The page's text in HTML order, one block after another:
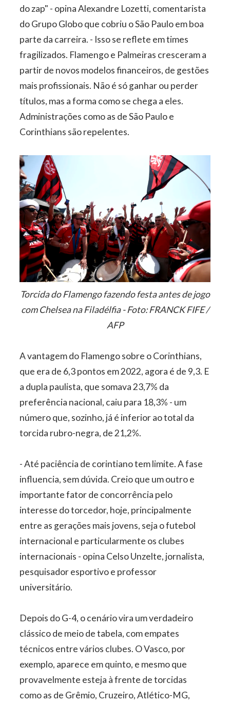
do zap" - opina Alexandre Lozetti, comentarista
do Grupo Globo que cobriu o São Paulo em boa
parte da carreira. - Isso se reflete em times
fragilizados. Flamengo e Palmeiras cresceram a
partir de novos modelos financeiros, de gestões
mais profissionais. Não é só ganhar ou perder
títulos, mas a forma como se chega a eles.
Administrações como as de São Paulo e
Corinthians são repelentes.
Torcida do Flamengo fazendo festa antes de jogo
com Chelsea na Filadélfia - Foto: FRANCK FIFE /
AFP
A vantagem do Flamengo sobre o Corinthians,
que era de 6,3 pontos em 2022, agora é de 9,3. E
a dupla paulista, que somava 23,7% da
preferência nacional, caiu para 18,3% - um
número que, sozinho, já é inferior ao total da
torcida rubro-negra, de 21,2%.
- Até paciência de corintiano tem limite. A fase
influencia, sem dúvida. Creio que um outro e
importante fator de concorrência pelo
interesse do torcedor, hoje, principalmente
entre as gerações mais jovens, seja o futebol
internacional e particularmente os clubes
internacionais - opina Celso Unzelte, jornalista,
pesquisador esportivo e professor
universitário.
Depois do G-4, o cenário vira um verdadeiro
clássico de meio de tabela, com empates
técnicos entre vários clubes. O Vasco, por
exemplo, aparece em quinto, e mesmo que
provavelmente esteja à frente de torcidas
como as de Grêmio, Cruzeiro, Atlético-MG,